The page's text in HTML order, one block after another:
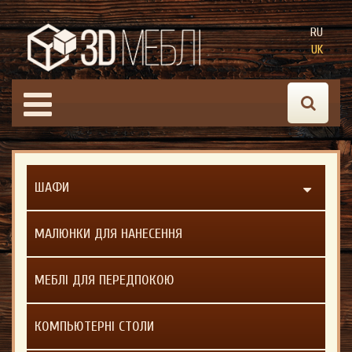
RU
UK
ШАФИ
МАЛЮНКИ ДЛЯ НАНЕСЕННЯ
МЕБЛІ ДЛЯ ПЕРЕДПОКОЮ
КОМПЬЮТЕРНІ СТОЛИ